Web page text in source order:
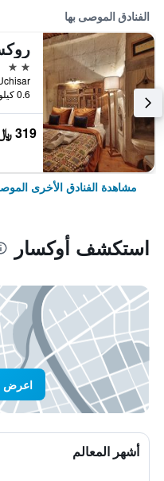
الفنادق الموصى بها
2 نجمتين
0.6 كيلومتر عن وسط المدينة
319 ﷼
مشاهدة الفنادق الأخرى
استكشف أوكسار
اعرض
أشهر المعالم